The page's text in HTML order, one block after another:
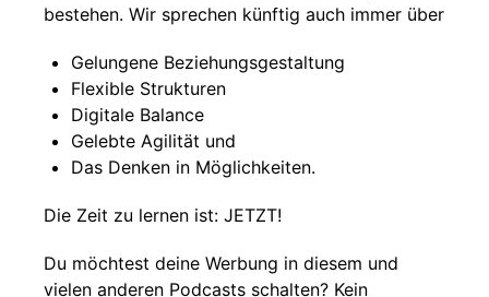
bestehen. Wir sprechen künftig auch immer über
Gelungene Beziehungsgestaltung
Flexible Strukturen
Digitale Balance
Gelebte Agilität und
Das Denken in Möglichkeiten.
Die Zeit zu lernen ist: JETZT!
Du möchtest deine Werbung in diesem und
vielen anderen Podcasts schalten? Kein